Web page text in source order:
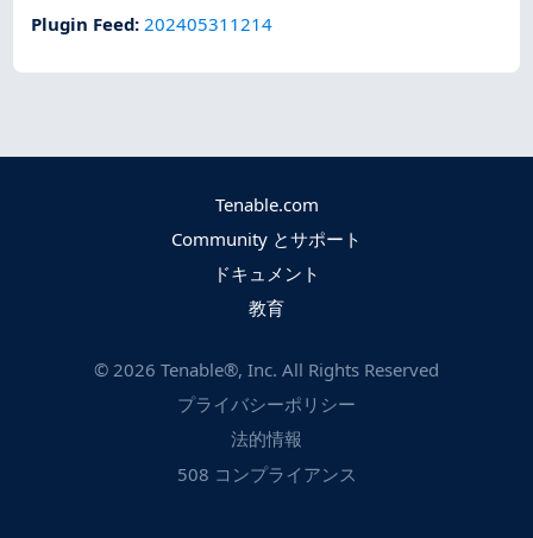
Plugin Feed:202405311214
Tenable.com
Community とサポート
ドキュメント
教育
© 2026 Tenable®, Inc. All Rights Reserved
プライバシーポリシー
法的情報
508 コンプライアンス